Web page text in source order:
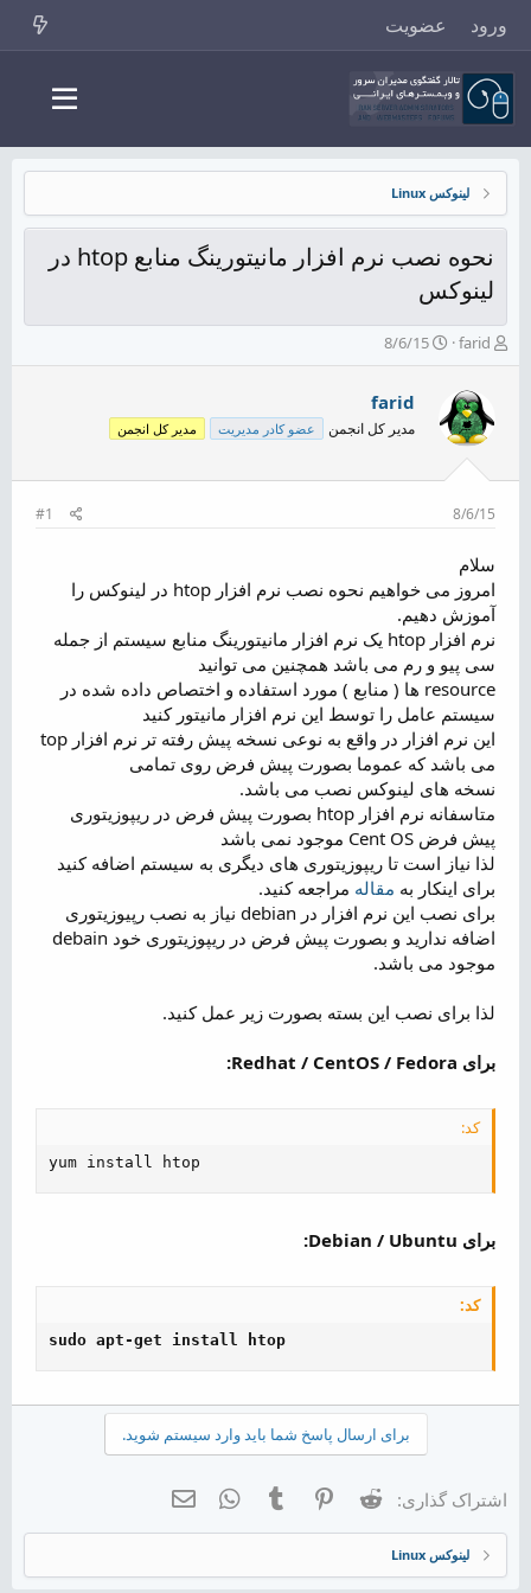
ورود عضویت
لینوکس Linux
نحوه نصب نرم افزار مانیتورینگ منابع htop در
لینوکس
ش
ر
ع
ک
ه
ض
و
ع
farid
ت
ا
8/6/15
farid
مدیر کل انجمن عضو کادر مدیریت مدیر کل انجمن
8/6/15
#1
سلام
امروز می خواهیم نحوه نصب نرم افزار htop در لینوکس را
آموزش دهیم.
نرم افزار htop یک نرم افزار مانیتورینگ منابع سیستم از جمله
سی پیو و رم می باشد همچنین می توانید
resource ها ( منابع ) مورد استفاده و اختصاص داده شده در
سیستم عامل را توسط این نرم افزار مانیتور کنید
این نرم افزار در واقع به نوعی نسخه پیش رفته تر نرم افزار top
می باشد که عموما بصورت پیش فرض روی تمامی
نسخه های لینوکس نصب می باشد.
متاسفانه نرم افزار htop بصورت پیش فرض در ریپوزیتوری
پیش فرض Cent OS موجود نمی باشد
لذا نیاز است تا ریپوزیتوری های دیگری به سیستم اضافه کنید
برای اینکار به مقاله مراجعه کنید.
برای نصب این نرم افزار در debian نیاز به نصب رپیوزیتوری
اضافه ندارید و بصورت پیش فرض در ریپوزیتوری خود debain
موجود می باشد.
لذا برای نصب این بسته بصورت زیر عمل کنید.
برای Redhat / CentOS / Fedora:
کد:
yum install htop
برای Debian / Ubuntu:
کد:
sudo apt-get install htop
برای ارسال پاسخ شما باید وارد سیستم شوید.
اشتراک گذاری: Reddit
Pinterest
Tumblr
WhatsApp
لینوکس Linux